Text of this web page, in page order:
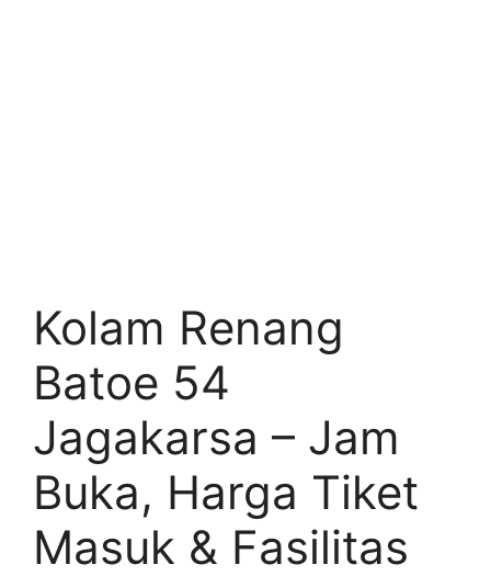
Kolam Renang
Batoe 54
Jagakarsa – Jam
Buka, Harga Tiket
Masuk & Fasilitas